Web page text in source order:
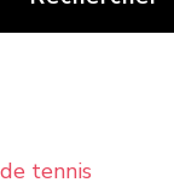
tennis